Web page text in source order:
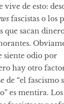
vive de esto:
fascistas o los
sacan
siente odio por
hay otro
de “el fascismo
es mentira.